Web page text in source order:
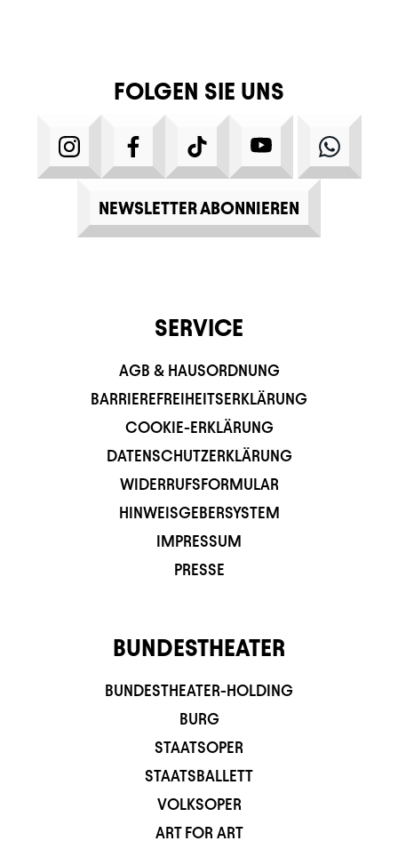
FOLGEN SIE UNS
INSTAGRAMFACEBOOKTIKTOK YOUTUBE
NEWSLETTER ABONNIEREN
SERVICE
AGB & HAUSORDNUNG
BARRIEREFREIHEITSERKLÄRUNG
COOKIE-ERKLÄRUNG
DATENSCHUTZERKLÄRUNG
WIDERRUFSFORMULAR
HINWEISGEBERSYSTEM
IMPRESSUM
PRESSE
BUNDESTHEATER
BUNDESTHEATER-HOLDING
BURG
STAATSOPER
STAATSBALLETT
VOLKSOPER
ART FOR ART